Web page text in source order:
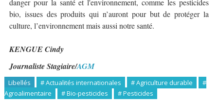
danger pour la santé et l'environnement, comme les pesticides
bio, issues des produits qui n’auront pour but de protéger la
culture, l’environnement mais aussi notre santé.
KENGUE Cindy
Journaliste Stagiaire/AGM
Libellés # Actualités internationales # Agriculture durable
#
Agroalimentaire
# Bio-pesticides # Pesticides